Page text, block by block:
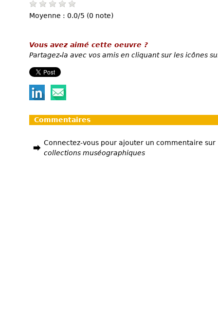
Moyenne : 0.0/5 (0 note)
Vous avez aimé cette oeuvre ?
Partagez-la avec vos amis en cliquant sur les icônes
Commentaires
Connectez-vous pour ajouter un commentaire sur
collections muséographiques